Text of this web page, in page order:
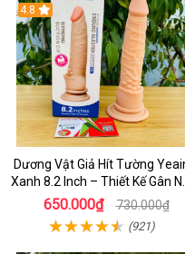
4.8
Dương Vật Giả Hít Tường
Xanh 8.2 Inch – Thiết Kế Gân Nổi
Chân Thật
650.000₫ 730.000₫
(921)